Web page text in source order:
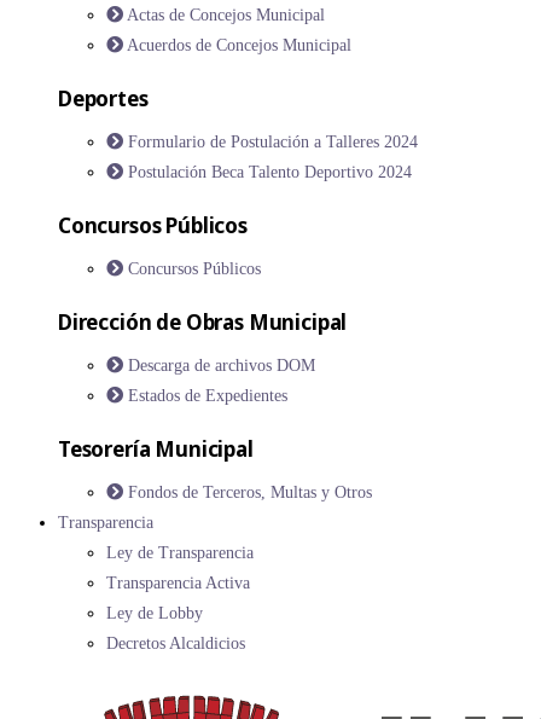
Actas de Concejos Municipal
Acuerdos de Concejos Municipal
Deportes
Formulario de Postulación a Talleres 2024
Postulación Beca Talento Deportivo 2024
Concursos Públicos
Concursos Públicos
Dirección de Obras Municipal
Descarga de archivos DOM
Estados de Expedientes
Tesorería Municipal
Fondos de Terceros, Multas y Otros
Transparencia
Ley de Transparencia
Transparencia Activa
Ley de Lobby
Decretos Alcaldicios